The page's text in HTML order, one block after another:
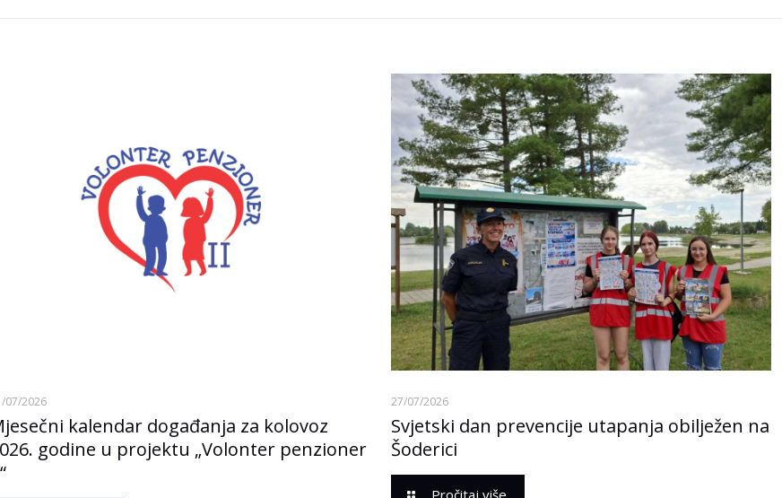
07/2026
kalendar događanja za kolovoz
godine u projektu „Volonter penzioner
27/07/2026
Svjetski dan prevencije utapanja obilježen na
Šoderici